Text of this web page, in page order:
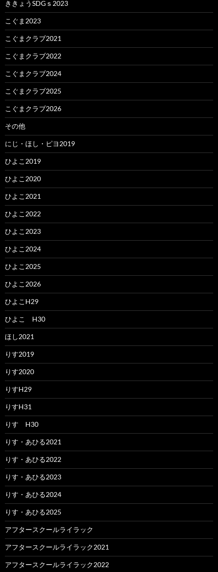
ききょうSDGｓ2023
こぐま2023
こぐまクラブ2021
こぐまクラブ2022
こぐまクラブ2024
こぐまクラブ2025
こぐまクラブ2026
その他
にじ・ほし・ピヨ2019
ひよこ2019
ひよこ2020
ひよこ2021
ひよこ2022
ひよこ2023
ひよこ2024
ひよこ2025
ひよこ2026
ひよこH29
ひよこ H30
ほし2021
りす2019
りす2020
りすH29
りすH31
りす H30
りす・あひる2021
りす・あひる2022
りす・あひる2023
りす・あひる2024
りす・あひる2025
アフタースクールライラック
アフタースクールライラック2021
アフタースクールライラック2022